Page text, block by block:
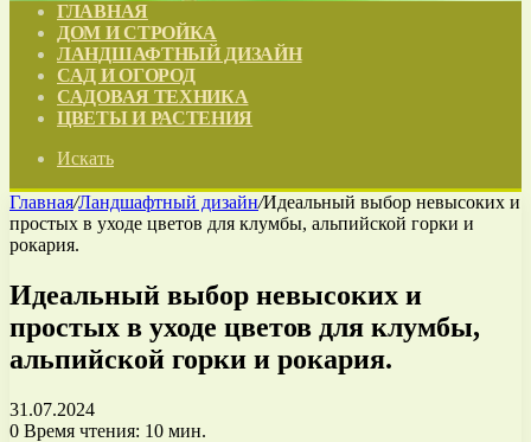
ГЛАВНАЯ
ДОМ И СТРОЙКА
ЛАНДШАФТНЫЙ ДИЗАЙН
САД И ОГОРОД
САДОВАЯ ТЕХНИКА
ЦВЕТЫ И РАСТЕНИЯ
Искать
Главная/Ландшафтный дизайн/Идеальный выбор невысоких и
простых в уходе цветов для клумбы, альпийской горки и
рокария.
Идеальный выбор невысоких и
простых в уходе цветов для клумбы,
альпийской горки и рокария.
31.07.2024
0 Время чтения: 10 мин.